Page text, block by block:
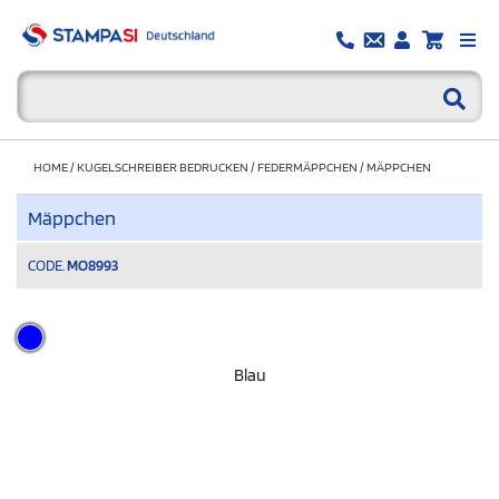
HOME/KUGELSCHREIBER BEDRUCKEN /FEDERMÄPPCHEN /MÄPPCHEN
Mäppchen
CODE. MO8993
Blau